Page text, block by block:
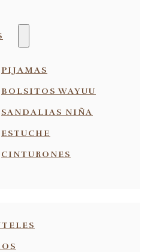
PIJAMAS
BOLSITOS WAYUU
SANDALIAS NIÑA
ESTUCHE
CINTURONES